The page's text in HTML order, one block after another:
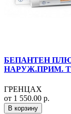
БЕПАНТЕН
НАРУЖ.ПРИМ.
ГРЕНЦАХ
от 1 550.00 р.
В корзину